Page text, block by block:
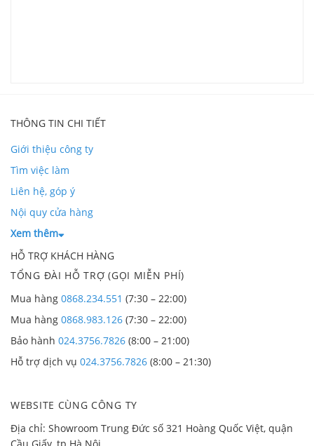
THÔNG TIN CHI TIẾT
Giới thiệu công ty
Tìm việc làm
Liên hệ, góp ý
Nội quy cửa hàng
Xem thêm
HỖ TRỢ KHÁCH HÀNG
TỔNG ĐÀI HỖ TRỢ (GỌI MIỄN PHÍ)
Mua hàng 0868.234.551 (7:30 – 22:00)
Mua hàng 0868.983.126 (7:30 – 22:00)
Bảo hành 024.3756.7826 (8:00 – 21:00)
Hỗ trợ dịch vụ 024.3756.7826 (8:00 – 21:30)
WEBSITE CÙNG CÔNG TY
Địa chỉ: Showroom Trung Đức số 321 Hoàng Quốc Việt, quận